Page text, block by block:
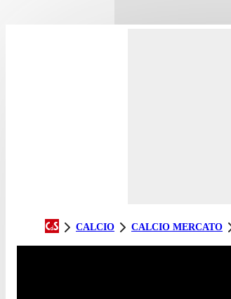
CALCIO CALCIO MERCATO